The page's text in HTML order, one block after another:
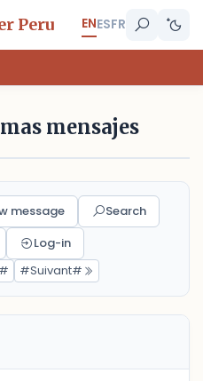
Peru ENESFR
mensajes
message
Search
Log-in
#Suivant#